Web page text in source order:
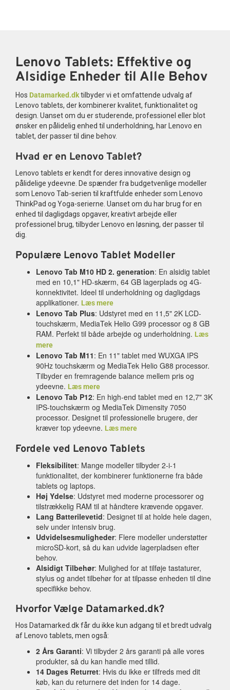
Lenovo Tablets: Effektive og
Alsidige Enheder til Alle Behov
Hos Datamarked.dktilbyder vi et omfattende udvalg af
Lenovo tablets, der kombinerer kvalitet, funktionalitet og
design. Uanset om du er studerende, professionel eller blot
ønsker en pålidelig enhed til underholdning, har Lenovo en
tablet, der passer til dine behov.
Hvad er en Lenovo Tablet?
Lenovo tablets er kendt for deres innovative design og
pålidelige ydeevne. De spænder fra budgetvenlige modeller
som Lenovo Tab-serien til kraftfulde enheder som Lenovo
ThinkPad og Yoga-serierne. Uanset om du har brug for en
enhed til dagligdags opgaver, kreativt arbejde eller
professionel brug, tilbyder Lenovo en løsning, der passer til
dig.
Populære Lenovo Tablet Modeller
Lenovo Tab M10 HD 2. generation: En alsidig tablet
med en 10,1" HD-skærm, 64 GB lagerplads og 4G-
konnektivitet. Ideel til underholdning og dagligdags
applikationer. Læs mere
Lenovo Tab Plus: Udstyret med en 11,5" 2K LCD-
touchskærm, MediaTek Helio G99 processor og 8 GB
RAM. Perfekt til både arbejde og underholdning. Læs
mere
Lenovo Tab M11: En 11" tablet med WUXGA IPS
90Hz touchskærm og MediaTek Helio G88 processor.
Tilbyder en fremragende balance mellem pris og
ydeevne. Læs mere
Lenovo Tab P12: En high-end tablet med en 12,7" 3K
IPS-touchskærm og MediaTek Dimensity 7050
processor. Designet til professionelle brugere, der
kræver top ydeevne. Læs mere
Fordele ved Lenovo Tablets
Fleksibilitet: Mange modeller tilbyder 2-i-1
funktionalitet, der kombinerer funktionerne fra både
tablets og laptops.
Høj Ydelse: Udstyret med moderne processorer og
tilstrækkelig RAM til at håndtere krævende opgaver.
Lang Batterilevetid: Designet til at holde hele dagen,
selv under intensiv brug.
Udvidelsesmuligheder: Flere modeller understøtter
microSD-kort, så du kan udvide lagerpladsen efter
behov.
Alsidigt Tilbehør: Mulighed for at tilføje tastaturer,
stylus og andet tilbehør for at tilpasse enheden til dine
specifikke behov.
Hvorfor Vælge Datamarked.dk?
Hos Datamarked.dk får du ikke kun adgang til et bredt udvalg
af Lenovo tablets, men også:
2 Års Garanti: Vi tilbyder 2 års garanti på alle vores
produkter, så du kan handle med tillid.
14 Dages Returret: Hvis du ikke er tilfreds med dit
køb, kan du returnere det inden for 14 dage.